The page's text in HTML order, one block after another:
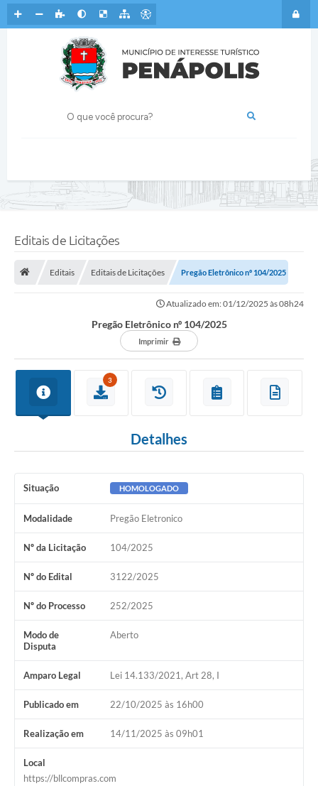
Editais de Licitações
Editais Editais de Licitações Pregão Eletrônico nº 104/2025
Atualizado em: 01/12/2025 às 08h24
Pregão Eletrônico nº 104/2025
Imprimir
3
Detalhes
Situação HOMOLOGADO
Modalidade Pregão Eletronico
Nº da Licitação 104/2025
Nº do Edital 3122/2025
Nº do Processo 252/2025
Modo de
Disputa
Aberto
Amparo Legal Lei 14.133/2021, Art 28, I
Publicado em 22/10/2025 às 16h00
Realização em 14/11/2025 às 09h01
Local
https://bllcompras.com